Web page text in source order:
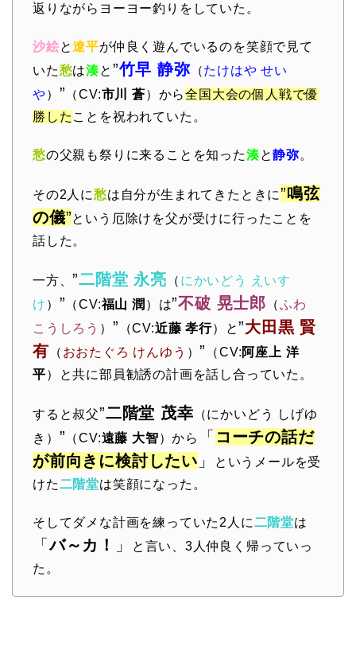
返りながらヨーヨー釣りをしていた。
沙絵と遼平が仲良く遊んでいるのを笑顔で見て
いた愁は湊と ”竹早 静弥 （たけはや せい
や） ” （CV:市川 蒼）から全国大会の個人戦で優
勝した ことを祝われていた。
愁の父親も祭りに来ることを知った湊と静弥。
その2人に愁は自分が生まれてきたときに”鳴弦
の儀”という厄除けを父が受けに行ったことを
話した。
一方、 ”二階堂 永亮 （ にかいどう えいす
け ） ” （CV:福山 潤 ）は”不破 晃士郎 （ふわ
こうしろう ） ” （CV:近藤 孝行）と ”大田黒 賢
有 （ おおたぐろ けんゆう ） ” （CV:阿座上 洋
平）と共に部員勧誘の計画を話し合っていた。
すると叔父”二階堂 茂幸 （にかいどう しげゆ
き） ” （CV:遠藤 大智）から 「 コーチの話だ
が前向きに検討したい 」
というメールを受
けた二階堂は笑顔になった。
そしてダメな計画を練っていた2人に二階堂は
「バ～カ！ 」
と言い、3人仲良く帰っていっ
た。